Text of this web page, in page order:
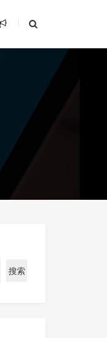
搜索